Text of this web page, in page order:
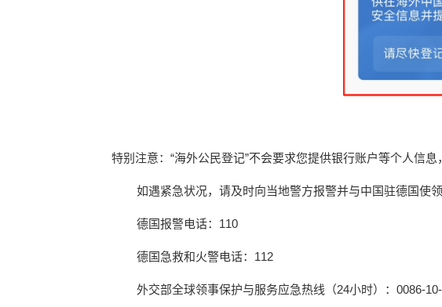
特别注意：“海外公民登记”不会要求您提供银行账户等个人信
如遇紧急状况，请及时向当地警方报警并与中国驻德国使领
德国报警电话：110
德国急救和火警电话：112
外交部全球领事保护与服务应急热线（24小时）：0086-10-